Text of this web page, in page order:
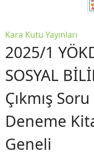
Kara Kutu Yayınları
2025/1
SOSYAL
Çıkmış Soru
Deneme
Geneli